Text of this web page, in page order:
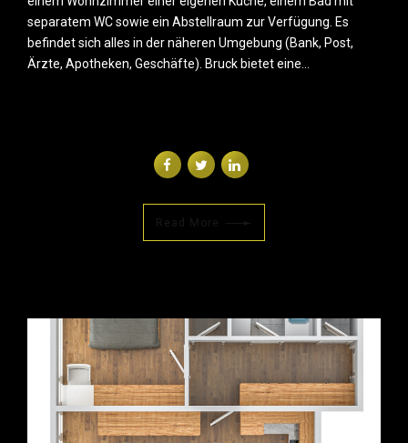
separatem WC sowie ein Abstellraum zur Verfügung. Es
befindet sich alles in der näheren Umgebung (Bank, Post,
Ärzte, Apotheken, Geschäfte). Bruck bietet eine...
Read More